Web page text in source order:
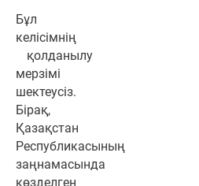
Бұл
келісімнің
қолданылу
мерзімі
шектеусіз.
Бірақ,
Қазақстан
Республикасының
заңнамасында
көзделген